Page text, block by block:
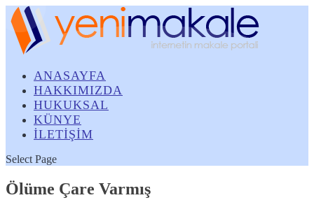
ANASAYFA
HAKKIMIZDA
HUKUKSAL
KÜNYE
İLETİŞİM
Select Page
Ölüme Çare Varmış